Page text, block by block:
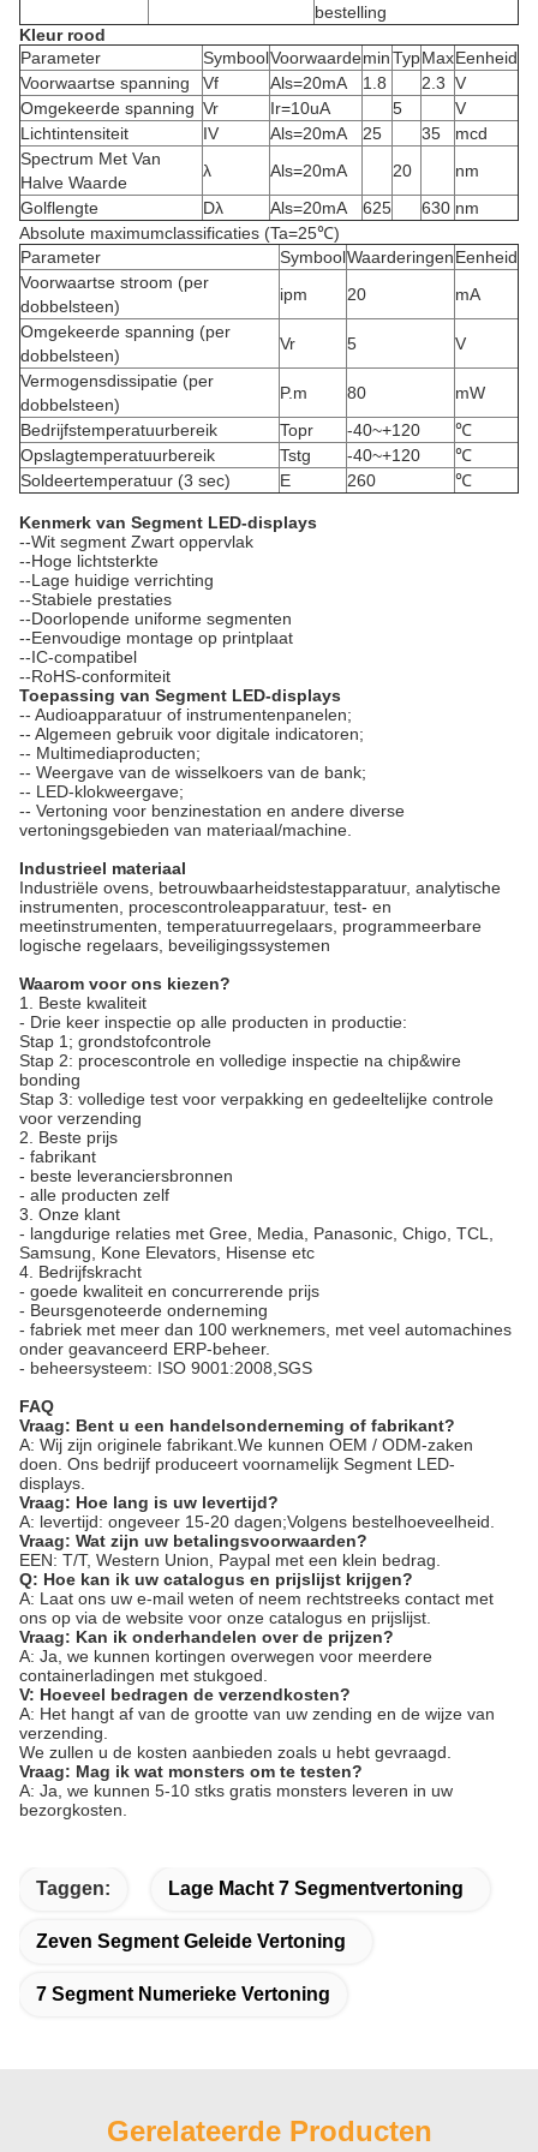
bestelling
Kleur rood
Parameter
SymboolVoorwaardeminTypMaxEenheid
Voorwaartse spanning
Vf Als=20mA 1.8 2.3 V
Omgekeerde spanning Vr Ir=10uA 5
V
Lichtintensiteit
IV Als=20mA 25 35
mcd
Spectrum Met Van
Halve Waarde
λ Als=20mA 20
nm
Golflengte
Dλ Als=20mA 625 630 nm
Absolute maximumclassificaties (Ta=25℃)
Parameter
SymboolWaarderingenEenheid
Voorwaartse stroom (per
dobbelsteen)
ipm 20
mA
Omgekeerde spanning (per
dobbelsteen)
Vr 5
V
Vermogensdissipatie (per
dobbelsteen)
P.m 80
mW
Bedrijfstemperatuurbereik
Topr -40~+120
℃
Opslagtemperatuurbereik
Tstg -40~+120
℃
Soldeertemperatuur (3 sec)
E 260 ℃
Kenmerk van Segment LED-displays
--Wit segment Zwart oppervlak
--Hoge lichtsterkte
--Lage huidige verrichting
--Stabiele prestaties
--Doorlopende uniforme segmenten
--Eenvoudige montage op printplaat
--IC-compatibel
--RoHS-conformiteit
Toepassing van Segment LED-displays
-- Audioapparatuur of instrumentenpanelen;
-- Algemeen gebruik voor digitale indicatoren;
-- Multimediaproducten;
-- Weergave van de wisselkoers van de bank;
-- LED-klokweergave;
-- Vertoning voor benzinestation en andere diverse
vertoningsgebieden van materiaal/machine.
Industrieel materiaal
Industriële ovens, betrouwbaarheidstestapparatuur, analytische
instrumenten, procescontroleapparatuur, test- en
meetinstrumenten, temperatuurregelaars, programmeerbare
logische regelaars, beveiligingssystemen
Waarom voor ons kiezen?
1. Beste kwaliteit
- Drie keer inspectie op alle producten in productie:
Stap 1; grondstofcontrole
Stap 2: procescontrole en volledige inspectie na chip&wire
bonding
Stap 3: volledige test voor verpakking en gedeeltelijke controle
voor verzending
2. Beste prijs
- fabrikant
- beste leveranciersbronnen
- alle producten zelf
3. Onze klant
- langdurige relaties met Gree, Media, Panasonic, Chigo, TCL,
Samsung, Kone Elevators, Hisense etc
4. Bedrijfskracht
- goede kwaliteit en concurrerende prijs
- Beursgenoteerde onderneming
- fabriek met meer dan 100 werknemers, met veel automachines
onder geavanceerd ERP-beheer.
- beheersysteem: ISO 9001:2008,SGS
FAQ
Vraag: Bent u een handelsonderneming of fabrikant?
A: Wij zijn originele fabrikant.We kunnen OEM / ODM-zaken
doen. Ons bedrijf produceert voornamelijk Segment LED-
displays.
Vraag: Hoe lang is uw levertijd?
A: levertijd: ongeveer 15-20 dagen;Volgens bestelhoeveelheid.
Vraag: Wat zijn uw betalingsvoorwaarden?
EEN: T/T, Western Union, Paypal met een klein bedrag.
Q: Hoe kan ik uw catalogus en prijslijst krijgen?
A: Laat ons uw e-mail weten of neem rechtstreeks contact met
ons op via de website voor onze catalogus en prijslijst.
Vraag: Kan ik onderhandelen over de prijzen?
A: Ja, we kunnen kortingen overwegen voor meerdere
containerladingen met stukgoed.
V: Hoeveel bedragen de verzendkosten?
A: Het hangt af van de grootte van uw zending en de wijze van
verzending.
We zullen u de kosten aanbieden zoals u hebt gevraagd.
Vraag: Mag ik wat monsters om te testen?
A: Ja, we kunnen 5-10 stks gratis monsters leveren in uw
bezorgkosten.
Taggen: Lage Macht 7 Segmentvertoning
Zeven Segment Geleide Vertoning
7 Segment Numerieke Vertoning
Gerelateerde Producten